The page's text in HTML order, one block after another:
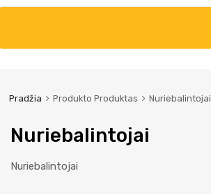
Pradžia Produkto Produktas Nuriebalintojai
Nuriebalintojai
Nuriebalintojai